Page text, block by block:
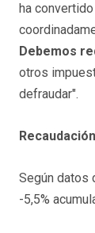
ha
Debemos
otros
defraudar".
Según datos
-5,5%